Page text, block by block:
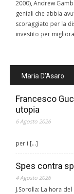
2000), Andrew
geniali che abbia
scoraggiato per la
investito per
Maria D’Asaro
Francesco
utopia
6 Agosto 2026
Qui
per i […]
Spes contra
4 Agosto 2026
J.Sorolla: La hora